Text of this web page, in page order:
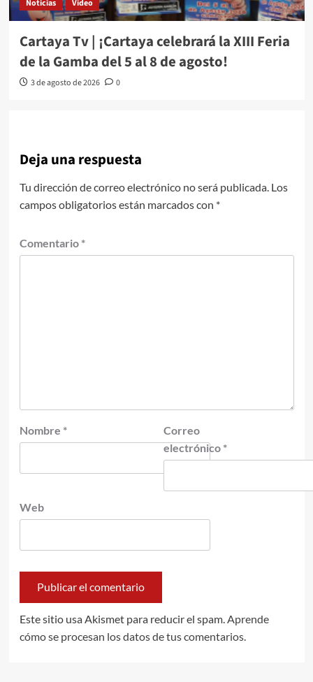
Noticias Video
Cartaya Tv | ¡Cartaya celebrará la XIII Feria
de la Gamba del 5 al 8 de agosto!
3 de agosto de 2026 0
Deja una respuesta
Tu dirección de correo electrónico no será publicada. Los
campos obligatorios están marcados con *
Comentario *
Nombre *
Correo
electrónico *
Web
Este sitio usa Akismet para reducir el spam. Aprende
cómo se procesan los datos de tus comentarios.